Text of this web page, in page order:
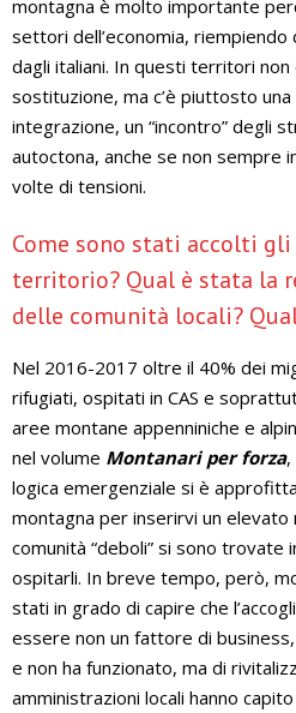
montagna è molto importante
settori dell’economia, riempiendo
dagli italiani. In questi territori non
sostituzione, ma c’è piuttosto
integrazione, un “incontro” degli
autoctona, anche se non sempre
volte di tensioni.
Come sono stati accolti
territorio? Qual è stata la
delle comunità locali?
Nel 2016-2017 oltre il 40% dei
rifugiati, ospitati in CAS e
aree montane appenniniche e
nel volume Montanari per forza,
logica emergenziale si è
montagna per inserirvi un
comunità “deboli” si sono trovate
ospitarli. In breve tempo, però,
stati in grado di capire che
essere non un fattore di
e non ha funzionato, ma di
amministrazioni locali hanno